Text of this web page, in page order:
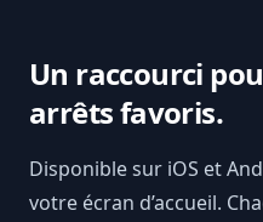
Un raccourci
arrêts favoris.
Disponible sur iOS et
votre écran d’accueil.